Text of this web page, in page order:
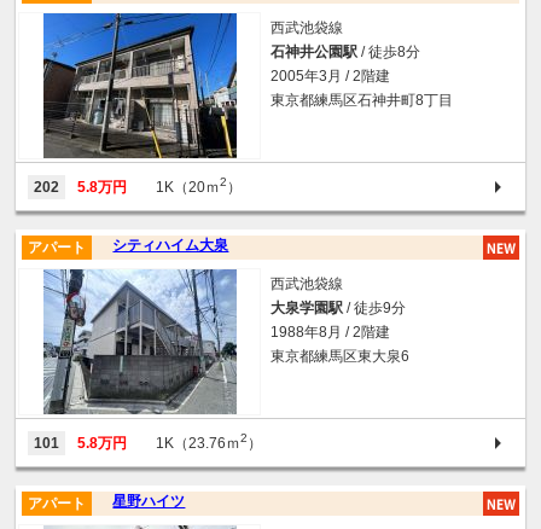
西武池袋線
石神井公園駅 / 徒歩8分
2005年3月 / 2階建
東京都練馬区石神井町8丁目
202 5.8万円 1K（20ｍ2 ）
シティハイム大泉
アパート
西武池袋線
大泉学園駅 / 徒歩9分
1988年8月 / 2階建
東京都練馬区東大泉6
101 5.8万円 1K（23.76ｍ2 ）
星野ハイツ
アパート